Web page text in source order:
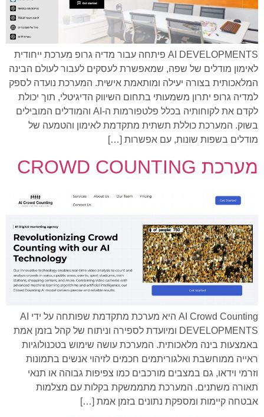
AI DEVELOPMENTS פיתחה עבור מדיה גרופ מערכת ייחודית
לאימון מודלים של שפה, שמאפשרת לעסקים לעבור לעולם הבינה
המלאכותית בצורה יעילה ומותאמת אישית. המערכת נועדה לספק
למדיה גרופ יתרון משמעותי בתחום השיווק הדיגיטלי, תוך יכולת
לקדם את לקוחותיה בכלל פלטפורמות ה-AI והמודלים המובילים
בשוק. המערכת כוללת תשתית מתקדמת לאימון והטמעה של
מודלים בשפות שונות, עם אפשרות […]
מערכת CROWD COUNTING
AI Crowd Counting היא מערכת מתקדמת שפותחה על ידי AI
DEVELOPMENTS ומיועדת לספירה וניתוח של קהל בזמן אמת
באמצעות בינה מלאכותית. המערכת עושה שימוש בטכנולוגיות
ראייה ממוחשבת ואלגוריתמים חכמים לזיהוי אנשים בתמונות
וזרמי וידאו, גם במצבים מורכבים כמו צפיפות גבוהה או תנאי
תאורה משתנים. המערכת מתממשקת בקלות עם מצלמות
אבטחה קיימות ומספקת נתונים בזמן אמת […]